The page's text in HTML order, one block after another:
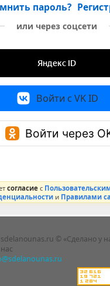
пароль?
или через соцсети
Войти с VK ID
Войти через
согласие с
и Правилами
sdelanounas.ru © «Сделано у